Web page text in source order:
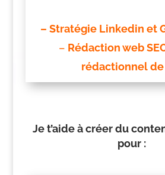
– Stratégie Linkedin et
– Rédaction web
rédactionnel de
Je t’aide à créer du
pour :